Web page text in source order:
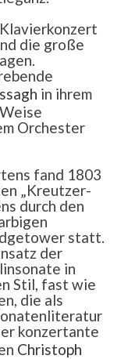
die große
in ihrem
Orchester
fand 1803
„Kreutzer-
durch den
statt.
der
in
Stil, fast wie
die als
konzertante
Christoph